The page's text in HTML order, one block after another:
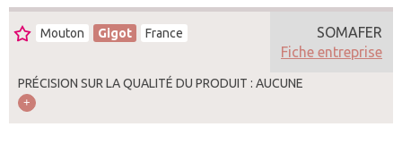
Mouton Gigot France
PRÉCISION SUR LA QUALITÉ DU PRODUIT : AUCUNE
SOMAFER
Fiche entreprise